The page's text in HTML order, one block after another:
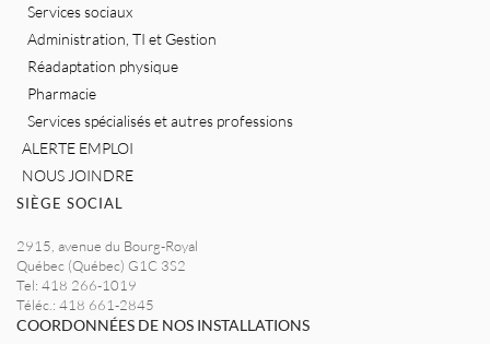
Services sociaux
Administration, TI et Gestion
Réadaptation physique
Pharmacie
Services spécialisés et autres professions
ALERTE EMPLOI
NOUS JOINDRE
SIÈGE SOCIAL
2915, avenue du Bourg-Royal
Québec (Québec) G1C 3S2
Tel: 418 266-1019
Téléc.: 418 661-2845
COORDONNÉES DE NOS INSTALLATIONS